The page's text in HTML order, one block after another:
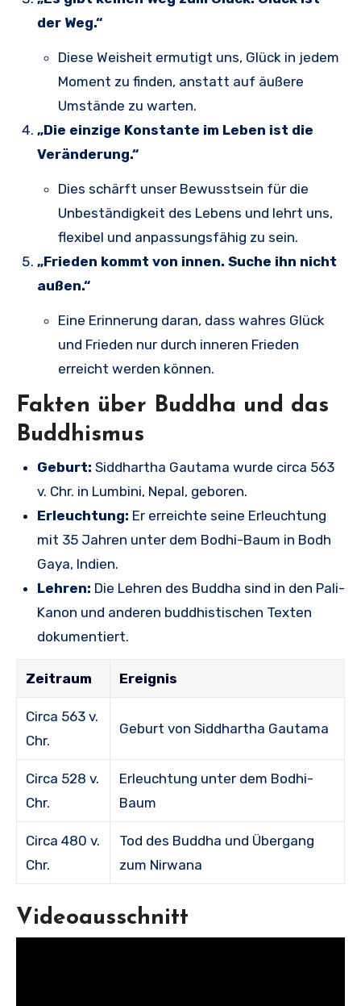
der Weg.“
Diese Weisheit ermutigt uns, Glück in jedem
Moment zu finden, anstatt auf äußere
Umstände zu warten.
„Die einzige Konstante im Leben ist die
Veränderung.“
Dies schärft unser Bewusstsein für die
Unbeständigkeit des Lebens und lehrt uns,
flexibel und anpassungsfähig zu sein.
„Frieden kommt von innen. Suche ihn nicht
außen.“
Eine Erinnerung daran, dass wahres Glück
und Frieden nur durch inneren Frieden
erreicht werden können.
Fakten über Buddha und das
Buddhismus
Geburt: Siddhartha Gautama wurde circa 563
v. Chr. in Lumbini, Nepal, geboren.
Erleuchtung: Er erreichte seine Erleuchtung
mit 35 Jahren unter dem Bodhi-Baum in Bodh
Gaya, Indien.
Lehren: Die Lehren des Buddha sind in den Pali-
Kanon und anderen buddhistischen Texten
dokumentiert.
Zeitraum Ereignis
Circa 563 v.
Chr.
Geburt von Siddhartha Gautama
Circa 528 v.
Chr.
Erleuchtung unter dem Bodhi-
Baum
Circa 480 v.
Chr.
Tod des Buddha und Übergang
zum Nirwana
Videoausschnitt